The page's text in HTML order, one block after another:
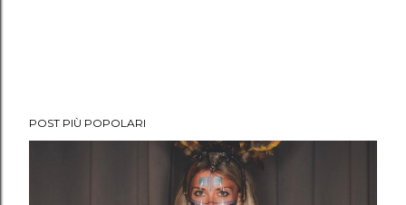
POST PIÙ POPOLARI